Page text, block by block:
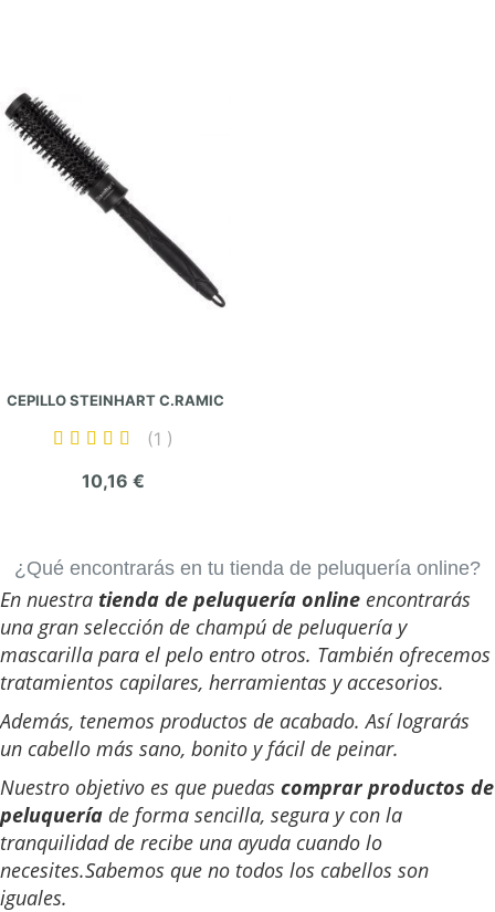
CEPILLO STEINHART C.RAMIC
V
a
r
a
c
ó
n
1
10,16 €
¿Qué encontrarás en tu tienda de peluquería online?
En nuestra tienda de peluquería online encontrarás
una gran selección de champú de peluquería y
mascarilla para el pelo entro otros. También ofrecemos
tratamientos capilares, herramientas y accesorios.
Además, tenemos productos de acabado. Así lograrás
un cabello más sano, bonito y fácil de peinar.
Nuestro objetivo es que puedas comprar productos de
peluquería de forma sencilla, segura y con la
tranquilidad de recibe una ayuda cuando lo
necesites.Sabemos que no todos los cabellos son
iguales.